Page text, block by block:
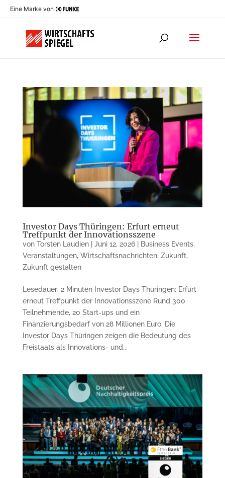
Eine Marke von
Investor Days Thüringen: Erfurt erneut
Treffpunkt der Innovationsszene
von Torsten Laudien| Juni 12, 2026| Business Events,
Veranstaltungen, Wirtschaftsnachrichten, Zukunft,
Zukunft gestalten
Lesedauer: 2 Minuten Investor Days Thüringen: Erfurt
erneut Treffpunkt der Innovationsszene Rund 300
Teilnehmende, 20 Start-ups und ein
Finanzierungsbedarf von 28 Millionen Euro: Die
Investor Days Thüringen zeigen die Bedeutung des
Freistaats als Innovations- und...